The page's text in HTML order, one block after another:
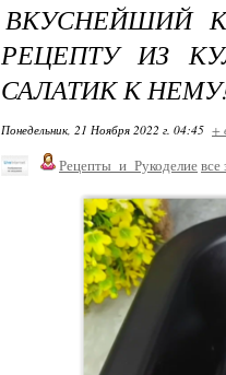
ВКУСНЕЙШИЙ
РЕЦЕПТУ ИЗ
САЛАТИК К
Понедельник, 21 Ноября 2022 г. 04:45 +
Рецепты_и_Рукоделие все